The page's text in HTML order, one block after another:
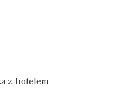
z hotelem